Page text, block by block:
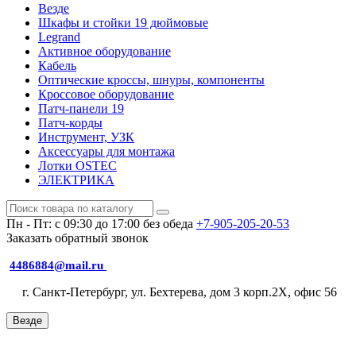
Везде
Шкафы и стойки 19 дюймовые
Legrand
Активное оборудование
Кабель
Оптические кроссы, шнуры, компоненты
Кроссовое оборудование
Патч-панели 19
Патч-корды
Инструмент, УЗК
Аксессуары для монтажа
Лотки OSTEC
ЭЛЕКТРИКА
Пн - Пт: с 09:30 до 17:00 без обеда +7-905-205-20-53
Заказать обратный звонок
4486884@mail.ru
г. Санкт-Петербург, ул. Бехтерева, дом 3 корп.2X, офис 56
Везде